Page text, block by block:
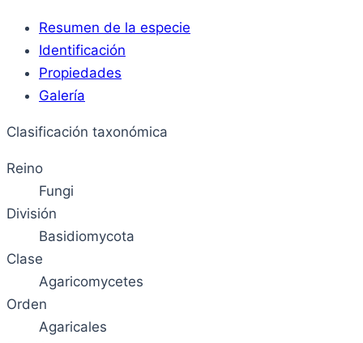
Resumen de la especie
Identificación
Propiedades
Galería
Clasificación taxonómica
Reino
Fungi
División
Basidiomycota
Clase
Agaricomycetes
Orden
Agaricales